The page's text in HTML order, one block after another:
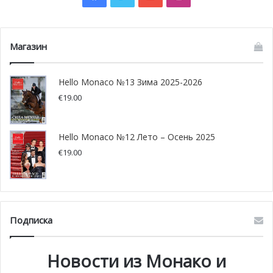
«Каждый год я удивляюсь успешному исходу этого
события благодаря набору замечательных
произведений искусства, которые подробно раскрыли
Барана (Франция) и Бели (Княжество Монако), которые
привлекли мое внимание, поскольку они эффективно
продемонстрировали беспорядок в фауне перед лицом
Магазин
Hello Monaco №13 Зима 2025-2026
€19.00
Hello Monaco №12 Лето – Осень 2025
€19.00
Подписка
Новости из Монако и